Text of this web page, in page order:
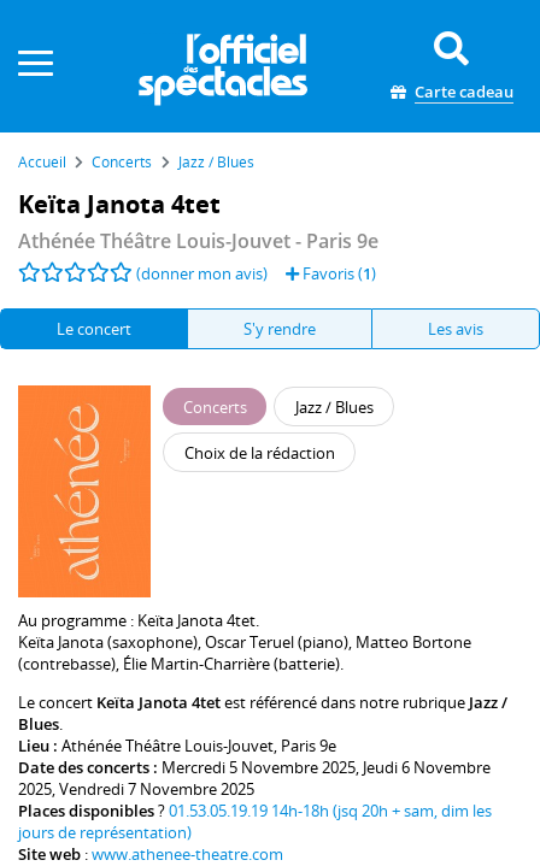
Carte cadeau
Accueil Concerts Jazz / Blues
Keïta Janota 4tet
Athénée Théâtre Louis-Jouvet- Paris 9e
(donner mon avis) Favoris (1)
Le concert S'y rendre Les avis
Concerts Jazz / Blues
Choix de la rédaction
Au programme : Keïta Janota4tet.
Keïta Janota(saxophone), Oscar Teruel(piano), Matteo Bortone
(contrebasse), Élie Martin-Charrière(batterie).
Le concert Keïta Janota 4tetest référencé dans notre rubrique Jazz /
Blues.
Lieu : Athénée Théâtre Louis-Jouvet, Paris 9e
Date des concerts : Mercredi 5 Novembre 2025, Jeudi 6 Novembre
2025, Vendredi 7 Novembre 2025
Places disponibles?01.53.05.19.19 14h-18h (jsq 20h + sam, dim les
jours de représentation)
Site web :www.athenee-theatre.com